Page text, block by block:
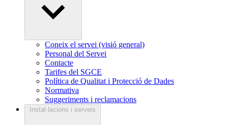
Coneix el servei (visió general)
Personal del Servei
Contacte
Tarifes del SGCE
Política de Qualitat i Protecció de Dades
Normativa
Suggeriments i reclamacions
Instal·lacions i serveis